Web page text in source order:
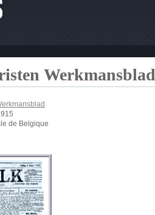
Werkmansblad
de Belgique